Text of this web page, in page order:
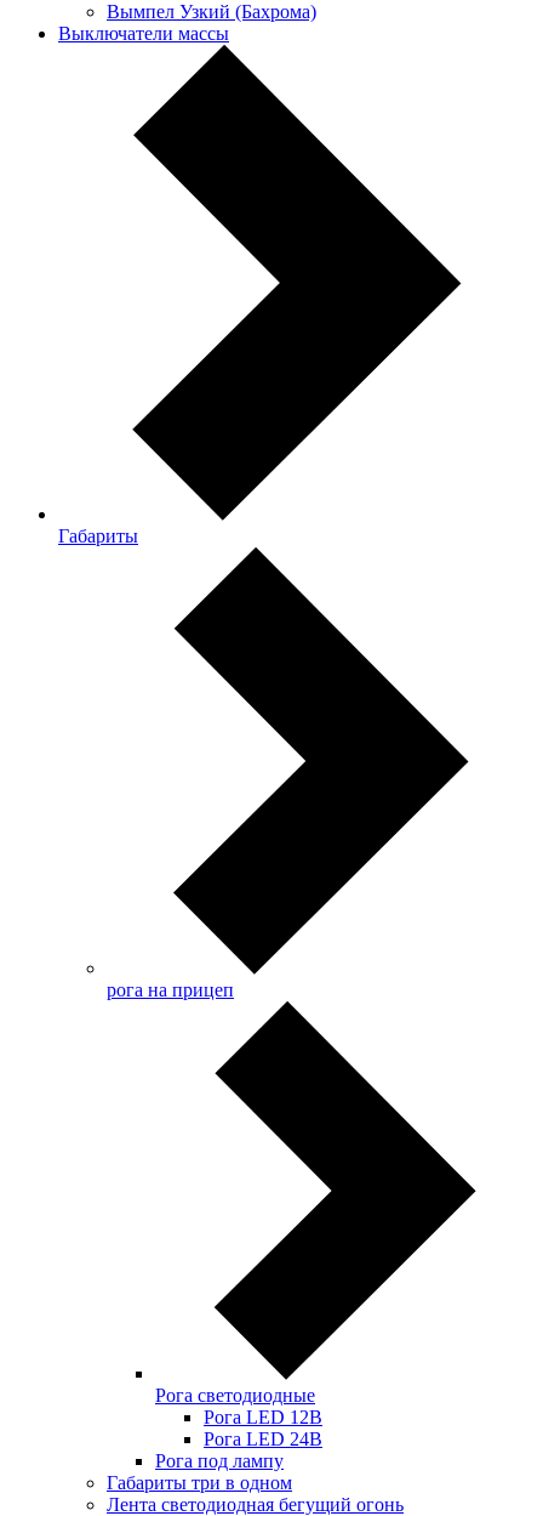
Вымпел Узкий (Бахрома)
Выключатели массы
Габариты
рога на прицеп
Рога светодиодные
Рога LED 12В
Рога LED 24В
Рога под лампу
Габариты три в одном
Лента светодиодная бегущий огонь